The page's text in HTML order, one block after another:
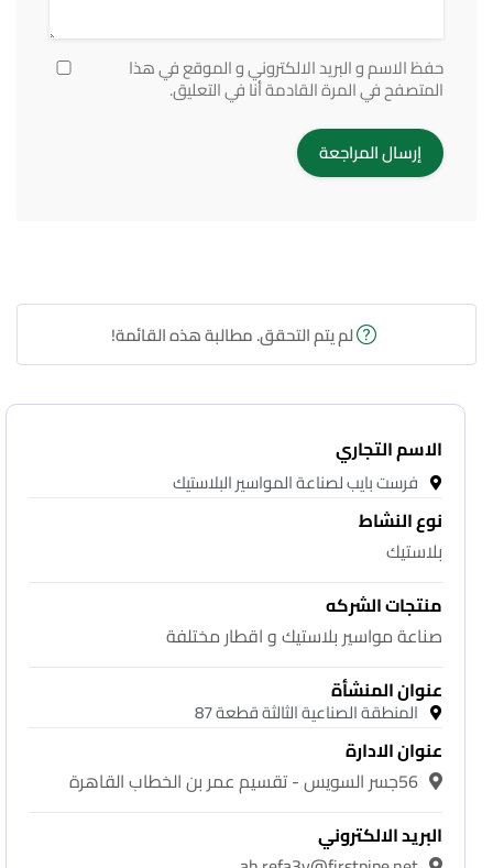
حفظ الاسم و البريد الالكتروني و الموقع في هذا
المتصفح في المرة القادمة أنا في التعليق.
لم يتم التحقق. مطالبة هذه القائمة!
الاسم التجاري
فرست بايب لصناعة المواسير البلاستيك
نوع النشاط
بلاستيك
منتجات الشركه
صناعة مواسير بلاستيك و اقطار مختلفة
عنوان المنشأة
المنطقة الصناعية الثالثة قطعة 87
عنوان الادارة
56جسر السويس - تقسيم عمر بن الخطاب القاهرة
البريد الالكتروني